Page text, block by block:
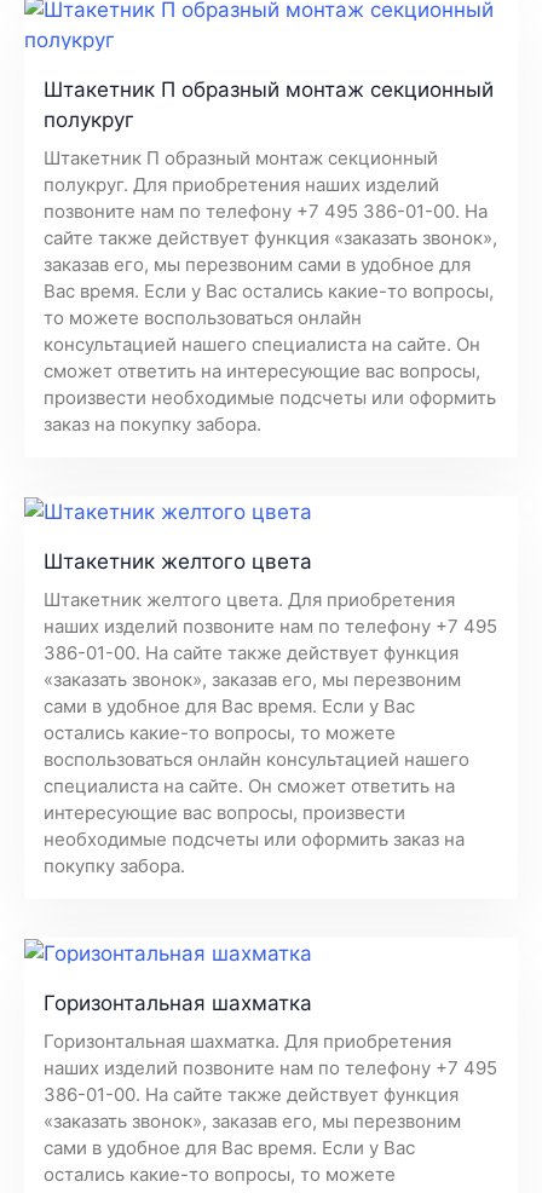
Штакетник П образный монтаж секционный
полукруг
Штакетник П образный монтаж секционный
полукруг. Для приобретения наших изделий
позвоните нам по телефону +7 495 386-01-00. На
сайте также действует функция «заказать звонок»,
заказав его, мы перезвоним сами в удобное для
Вас время. Если у Вас остались какие-то вопросы,
то можете воспользоваться онлайн
консультацией нашего специалиста на сайте. Он
сможет ответить на интересующие вас вопросы,
произвести необходимые подсчеты или оформить
заказ на покупку забора.
Штакетник желтого цвета
Штакетник желтого цвета. Для приобретения
наших изделий позвоните нам по телефону +7 495
386-01-00. На сайте также действует функция
«заказать звонок», заказав его, мы перезвоним
сами в удобное для Вас время. Если у Вас
остались какие-то вопросы, то можете
воспользоваться онлайн консультацией нашего
специалиста на сайте. Он сможет ответить на
интересующие вас вопросы, произвести
необходимые подсчеты или оформить заказ на
покупку забора.
Горизонтальная шахматка
Горизонтальная шахматка. Для приобретения
наших изделий позвоните нам по телефону +7 495
386-01-00. На сайте также действует функция
«заказать звонок», заказав его, мы перезвоним
сами в удобное для Вас время. Если у Вас
остались какие-то вопросы, то можете